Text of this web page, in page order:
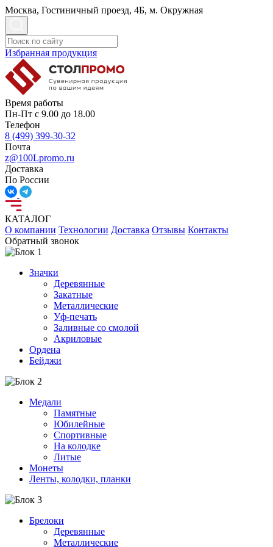
Москва, Гостиничный проезд, 4Б, м. Окружная
Избранная продукция
Время работы
Пн-Пт с 9.00 до 18.00
Телефон
8 (499) 399-30-32
Почта
z@100Lpromo.ru
Доставка
По России
КАТАЛОГ
О компании Технологии Доставка Отзывы Контакты
Обратный звонок
Значки
Деревянные
Закатные
Металлические
Уф-печать
Заливные со смолой
Акриловые
Ордена
Бейджи
Медали
Памятные
Юбилейные
Спортивные
На колодке
Литые
Монеты
Ленты, колодки, планки
Брелоки
Деревянные
Металлические